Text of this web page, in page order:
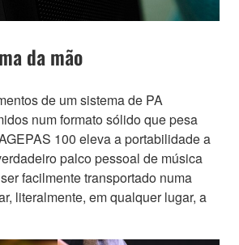
da mão
de um sistema de PA
num formato sólido que pesa
100 eleva a portabilidade a
palco pessoal de música
facilmente transportado numa
literalmente, em qualquer lugar, a